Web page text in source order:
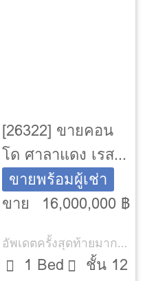
[26322] ขายคอน
โด ศาลาแดง เรสซิ
เด้นซ์ [Saladaeng
Residences]
ขายพร้อมผู้เช่า
ขาย
16,000,000 ฿
อัพเดตครั้งสุดท้ายมากกว่า 30 วัน
1 Bed
ชั้น 12